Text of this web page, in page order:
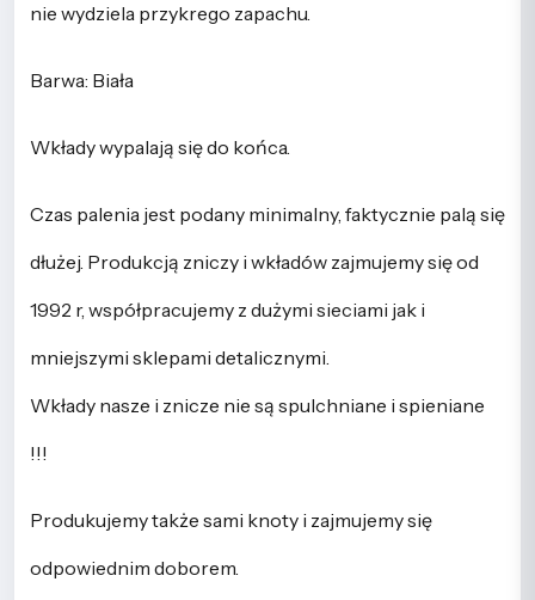
nie wydziela przykrego zapachu.
Barwa: Biała
Wkłady wypalają się do końca.
Czas palenia jest podany minimalny, faktycznie palą się
dłużej. Produkcją zniczy i wkładów zajmujemy się od
1992 r, współpracujemy z dużymi sieciami jak i
mniejszymi sklepami detalicznymi.
Wkłady nasze i znicze nie są spulchniane i spieniane
!!!
Produkujemy także sami knoty i zajmujemy się
odpowiednim doborem.